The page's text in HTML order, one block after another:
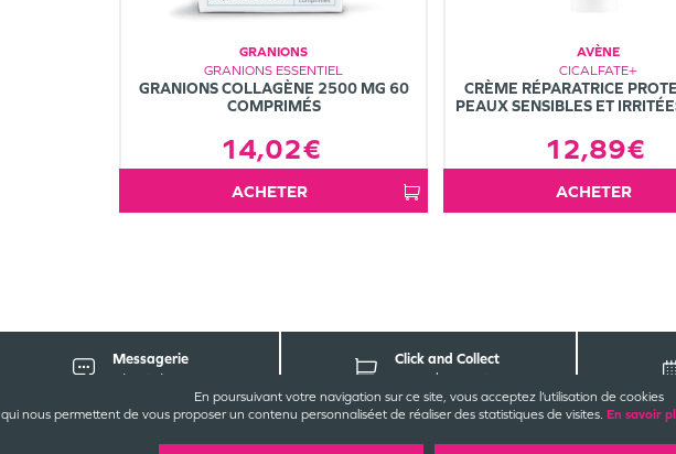
En poursuivant votre navigation sur ce site, vous acceptez l’utilisation de cookies
qui nous permettent de vous proposer un contenu personnaliséet de réaliser des statistiques de visites. En savoir
GRANIONS
GRANIONS ESSENTIEL
GRANIONS COLLAGÈNE 2500 MG 60
COMPRIMÉS
14,02€
ACHETER
AVÈNE
CICALFATE+
CRÈME RÉPARATRICE
PEAUX SENSIBLES ET
12,89€
ACHETER
Messagerie
sécurisée
Click and Collect
parapharmacie